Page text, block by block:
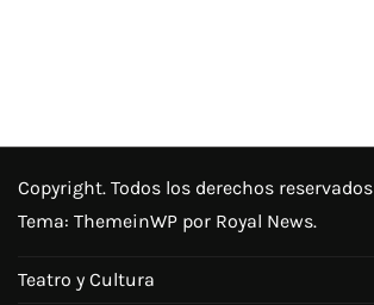
Copyright. Todos los derechos reservados
Tema: ThemeinWP por Royal News.
Teatro y Cultura